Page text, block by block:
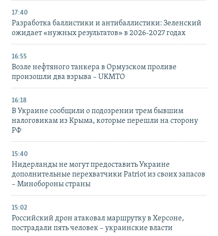
17:40
Разработка баллистики и антибаллистики: Зеленский
ожидает «нужных результатов» в 2026-2027 годах
16:55
Возле нефтяного танкера в Ормузском проливе
произошли два взрыва – UKMTO
16:18
В Украине сообщили о подозрении трем бывшим
налоговикам из Крыма, которые перешли на сторону
РФ
15:40
Нидерланды не могут предоставить Украине
дополнительные перехватчики Patriot из своих запасов
– Минобороны страны
15:02
Российский дрон атаковал маршрутку в Херсоне,
пострадали пять человек – украинские власти